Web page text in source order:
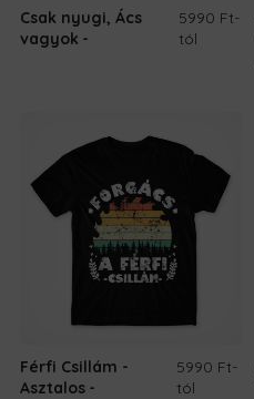
Csak nyugi, Ács
vagyok
5990 Ft-
tól
Férfi Csillám -
Asztalos
5990 Ft-
tól